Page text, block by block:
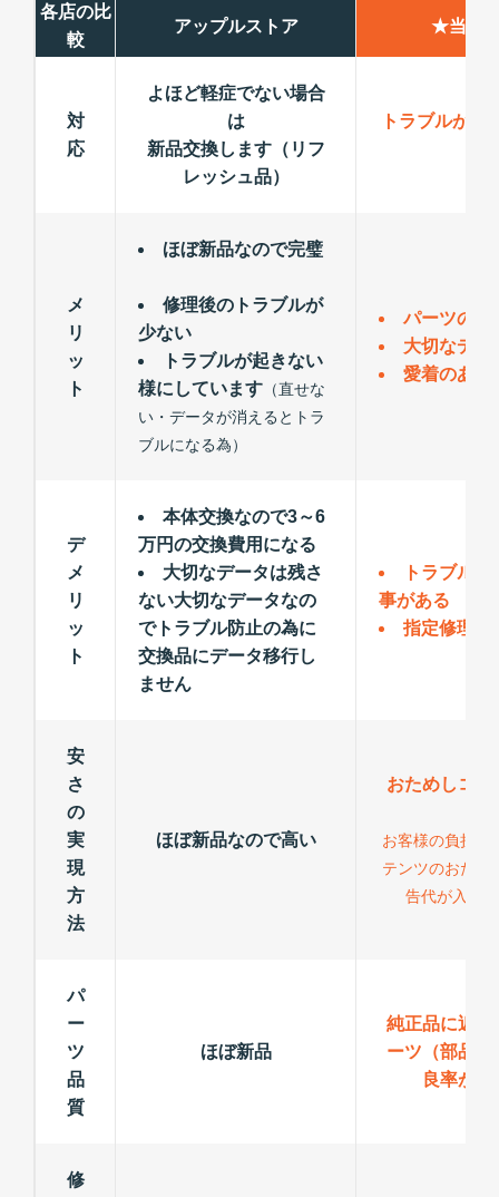
各店の比
較
アップルストア ★当店
対
応
よほど軽症でない場合
は
新品交換します（リフ
レッシュ品）
トラブルが
メ
リ
ッ
ト
ほぼ新品なので完璧
修理後のトラブルが
少ない
トラブルが起きない
様にしています （直せな
い・データが消えるとトラ
ブルになる為）
パーツの交
大切なデー
愛着のある
デ
メ
リ
ッ
ト
本体交換なので3～6
万円の交換費用になる
大切なデータは残さ
ない大切なデータなの
でトラブル防止の為に
交換品にデータ移行し
ません
トラブル
事がある
指定修理以
安
さ
の
実
現
方
法
ほぼ新品なので高い
おためしコン
お客様の負担が
テンツのおため
告代が入る
パ
ー
ツ
品
質
ほぼ新品
純正品に近い
ーツ（部品）
良率が低
修